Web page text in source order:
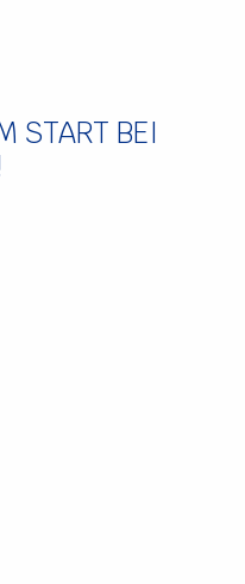
START BEI